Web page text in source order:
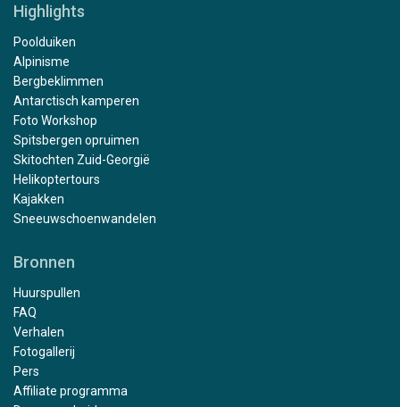
Highlights
Poolduiken
Alpinisme
Bergbeklimmen
Antarctisch kamperen
Foto Workshop
Spitsbergen opruimen
Skitochten Zuid-Georgië
Helikoptertours
Kajakken
Sneeuwschoenwandelen
Bronnen
Huurspullen
FAQ
Verhalen
Fotogallerij
Pers
Affiliate programma